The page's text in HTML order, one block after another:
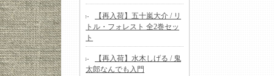
【再入荷】五十嵐大介 / リ
トル・フォレスト 全2巻セッ
ト
【再入荷】水木しげる / 鬼
太郎なんでも入門